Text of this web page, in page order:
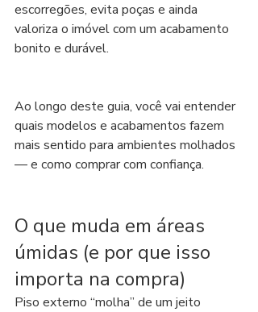
escorregões, evita poças e ainda
valoriza o imóvel com um acabamento
bonito e durável.
Ao longo deste guia, você vai entender
quais modelos e acabamentos fazem
mais sentido para ambientes molhados
— e como comprar com confiança.
O que muda em áreas
úmidas (e por que isso
importa na compra)
Piso externo “molha” de um jeito